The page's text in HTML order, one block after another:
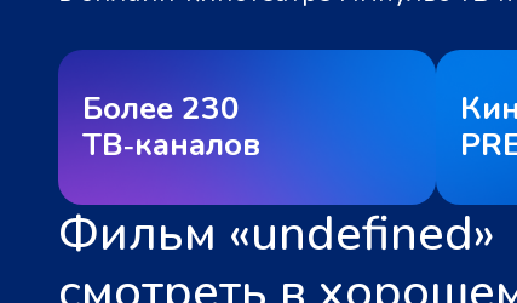
Более 230
ТВ‑каналов
Фильм «undefined»